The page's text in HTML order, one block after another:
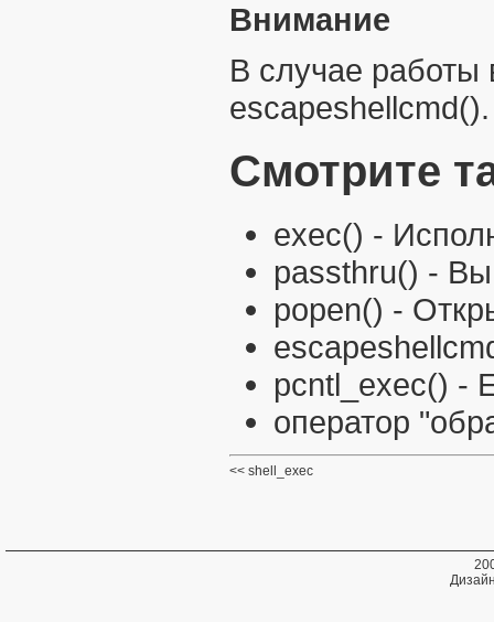
Внимание
В случае работы
escapeshellcmd()
Смотрите
exec() -
passthru() -
popen() -
pcntl_exec() -
оператор
shell_exec